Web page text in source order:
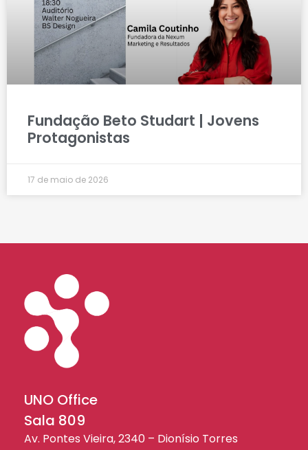
Fundação Beto Studart | Jovens
Protagonistas
17 de maio de 2026
UNO Office
Sala 809
Av. Pontes Vieira, 2340 – Dionísio Torres